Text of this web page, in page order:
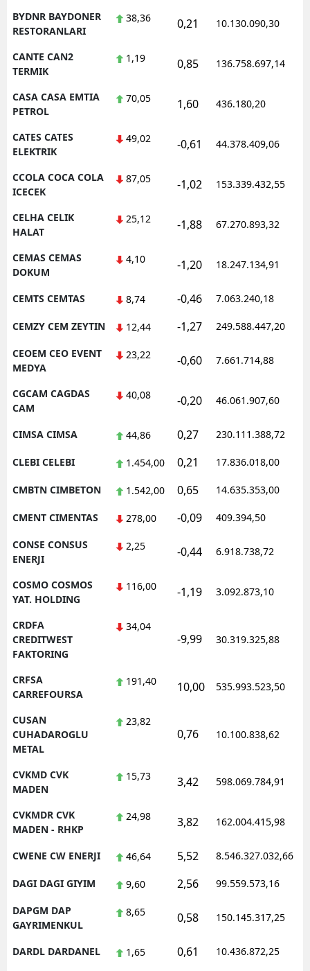
BYDNR BAYDONER
RESTORANLARI
38,36 0,21 10.130.090,30
CANTE CAN2
TERMIK
1,19 0,85 136.758.697,14
CASA CASA EMTIA
PETROL
70,05 1,60 436.180,20
CATES CATES
ELEKTRIK
49,02 -0,61 44.378.409,06
CCOLA COCA COLA
ICECEK
87,05 -1,02 153.339.432,55
CELHA CELIK
HALAT
25,12 -1,88 67.270.893,32
CEMAS CEMAS
DOKUM
4,10 -1,20 18.247.134,91
CEMTS CEMTAS 8,74 -0,46 7.063.240,18
CEMZY CEM ZEYTIN 12,44 -1,27 249.588.447,20
CEOEM CEO EVENT
MEDYA
23,22 -0,60 7.661.714,88
CGCAM CAGDAS
CAM
40,08 -0,20 46.061.907,60
CIMSA CIMSA 44,86 0,27 230.111.388,72
CLEBI CELEBI 1.454,00 0,21 17.836.018,00
CMBTN CIMBETON 1.542,00 0,65 14.635.353,00
CMENT CIMENTAS 278,00 -0,09 409.394,50
CONSE CONSUS
ENERJI
2,25 -0,44 6.918.738,72
COSMO COSMOS
YAT. HOLDING
116,00 -1,19 3.092.873,10
CRDFA
CREDITWEST
FAKTORING
34,04
-9,99 30.319.325,88
CRFSA
CARREFOURSA
191,40 10,00 535.993.523,50
CUSAN
CUHADAROGLU
METAL
23,82
0,76 10.100.838,62
CVKMD CVK
MADEN
15,73 3,42 598.069.784,91
CVKMDR CVK
MADEN - RHKP
24,98 3,82 162.004.415,98
CWENE CW ENERJI 46,64 5,52 8.546.327.032,66
DAGI DAGI GIYIM 9,60 2,56 99.559.573,16
DAPGM DAP
GAYRIMENKUL
8,65 0,58 150.145.317,25
DARDL DARDANEL 1,65 0,61 10.436.872,25